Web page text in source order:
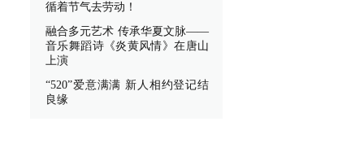
循着节气去劳动！
融合多元艺术 传承华夏文脉——
音乐舞蹈诗《炎黄风情》在唐山
上演
“520”爱意满满 新人相约登记结
良缘